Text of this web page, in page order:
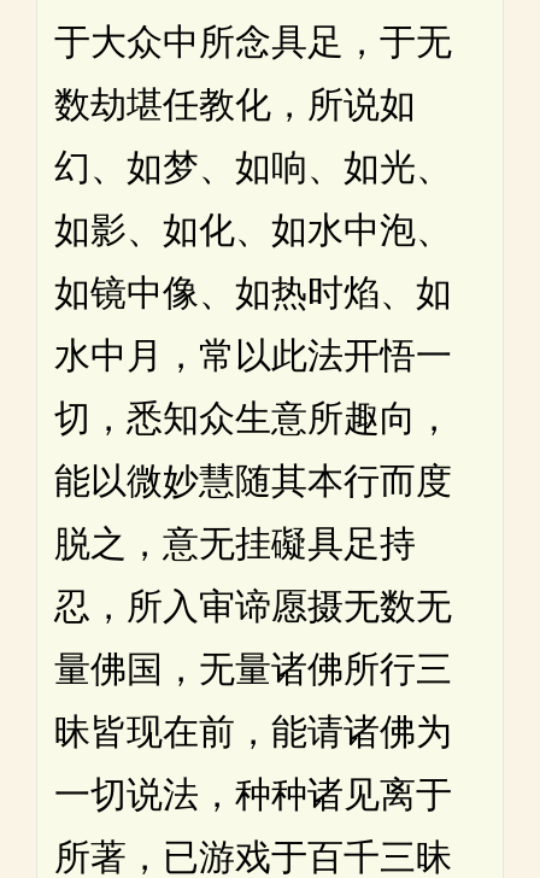
于大众中所念具足，于无
数劫堪任教化，所说如
幻、如梦、如响、如光、
如影、如化、如水中泡、
如镜中像、如热时焰、如
水中月，常以此法开悟一
切，悉知众生意所趣向，
能以微妙慧随其本行而度
脱之，意无挂礙具足持
忍，所入审谛愿摄无数无
量佛国，无量诸佛所行三
昧皆现在前，能请诸佛为
一切说法，种种诸见离于
所著，已游戏于百千三昧